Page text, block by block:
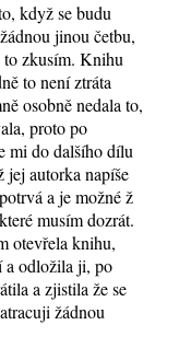
když se budu
jinou četbu,
to zkusím. Knihu
to není ztráta
osobně nedala to,
proto po
mi do dalšího dílu
jej autorka napíše
a je možné ž
musím dozrát.
otevřela knihu,
a odložila ji, po
a zjistila že se
žádnou